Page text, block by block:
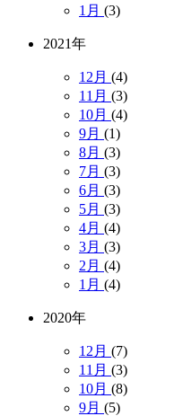
1月 (3)
2021年
12月 (4)
11月 (3)
10月 (4)
9月 (1)
8月 (3)
7月 (3)
6月 (3)
5月 (3)
4月 (4)
3月 (3)
2月 (4)
1月 (4)
2020年
12月 (7)
11月 (3)
10月 (8)
9月 (5)